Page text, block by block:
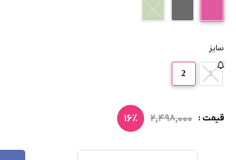
سایز
1
2
قیمت : ۲,۴۹۸,۰۰۰ ۱۶٪